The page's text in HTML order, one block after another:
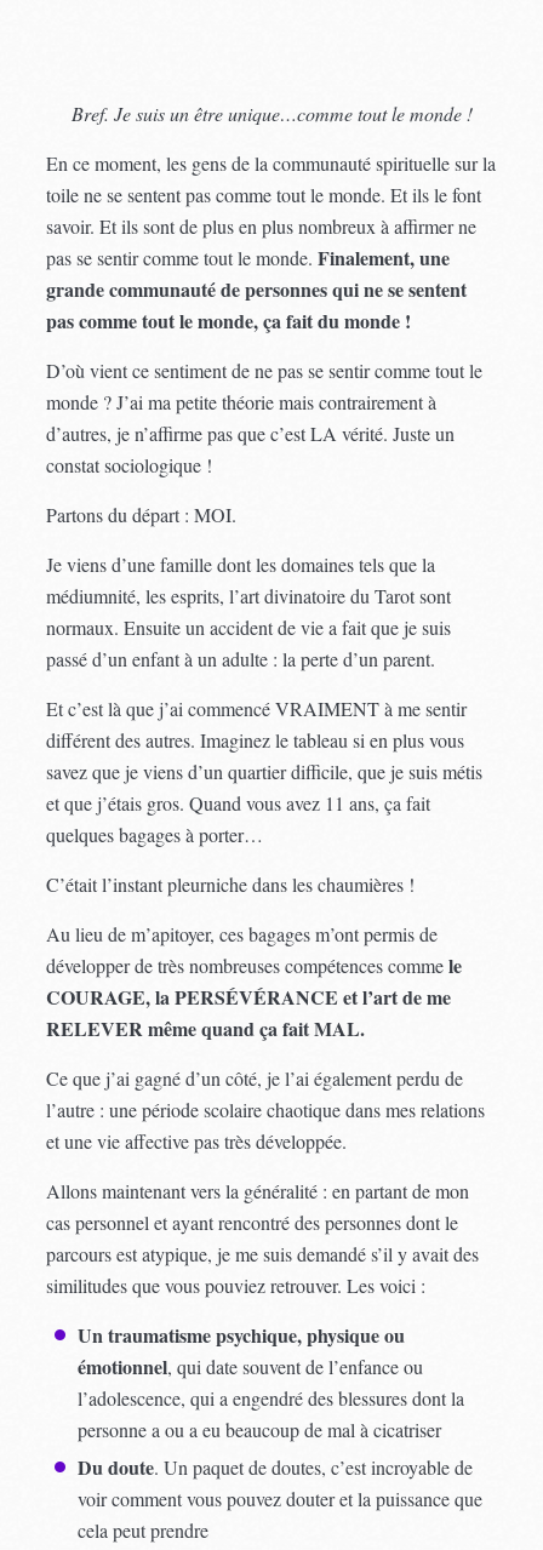
Bref. Je suis un être unique…comme tout le monde !
En ce moment, les gens de la communauté spirituelle sur la
toile ne se sentent pas comme tout le monde. Et ils le font
savoir. Et ils sont de plus en plus nombreux à affirmer ne
pas se sentir comme tout le monde. Finalement, une
grande communauté de personnes qui ne se sentent
pas comme tout le monde, ça fait du monde !
D’où vient ce sentiment de ne pas se sentir comme tout le
monde ? J’ai ma petite théorie mais contrairement à
d’autres, je n’affirme pas que c’est LA vérité. Juste un
constat sociologique !
Partons du départ : MOI.
Je viens d’une famille dont les domaines tels que la
médiumnité, les esprits, l’art divinatoire du Tarot sont
normaux. Ensuite un accident de vie a fait que je suis
passé d’un enfant à un adulte : la perte d’un parent.
Et c’est là que j’ai commencé VRAIMENT à me sentir
différent des autres. Imaginez le tableau si en plus vous
savez que je viens d’un quartier difficile, que je suis métis
et que j’étais gros. Quand vous avez 11 ans, ça fait
quelques bagages à porter…
C’était l’instant pleurniche dans les chaumières !
Au lieu de m’apitoyer, ces bagages m’ont permis de
développer de très nombreuses compétences commele
COURAGE, la PERSÉVÉRANCE et l’art de me
RELEVER même quand ça fait MAL.
Ce que j’ai gagné d’un côté, je l’ai également perdu de
l’autre : une période scolaire chaotique dans mes relations
et une vie affective pas très développée.
Allons maintenant vers la généralité : en partant de mon
cas personnel et ayant rencontré des personnes dont le
parcours est atypique, je me suis demandé s’il y avait des
similitudes que vous pouviez retrouver. Les voici :
Un traumatisme psychique, physique ou
émotionnel, qui date souvent de l’enfance ou
l’adolescence, qui a engendré des blessures dont la
personne a ou a eu beaucoup de mal à cicatriser
Du doute. Un paquet de doutes, c’est incroyable de
voir comment vous pouvez douter et la puissance que
cela peut prendre